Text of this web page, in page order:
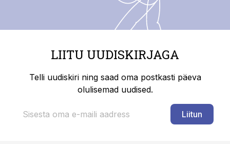
LIITU UUDISKIRJAGA
Telli uudiskiri ning saad oma postkasti päeva
olulisemad uudised.
Liitun